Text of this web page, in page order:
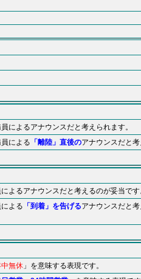
よるアナウンスだと考えられます。
による 「離陸」直後のアナウンスだと考
るアナウンスだと考えるのが妥当です
よる 「到着」を告げるアナウンスだと
無休 」を意味する表現です。